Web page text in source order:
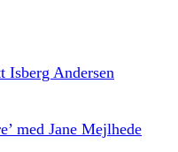
Andersen
med Jane Mejlhede